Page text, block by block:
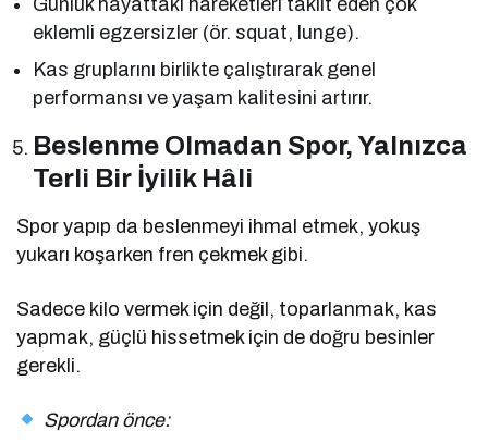
eklemli egzersizler (ör. squat, lunge).
Kas gruplarını birlikte çalıştırarak genel
performansı ve yaşam kalitesini artırır.
Beslenme Olmadan Spor, Yalnızca
Terli Bir İyilik Hâli
Spor yapıp da beslenmeyi ihmal etmek, yokuş
yukarı koşarken fren çekmek gibi.
Sadece kilo vermek için değil, toparlanmak, kas
yapmak, güçlü hissetmek için de doğru besinler
gerekli.
Spordan önce: